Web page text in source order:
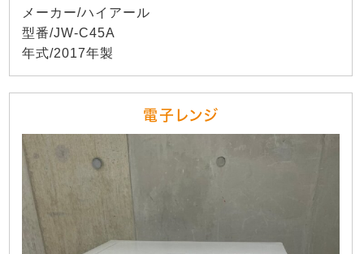
メーカー/ハイアール
型番/JW-C45A
年式/2017年製
電子レンジ